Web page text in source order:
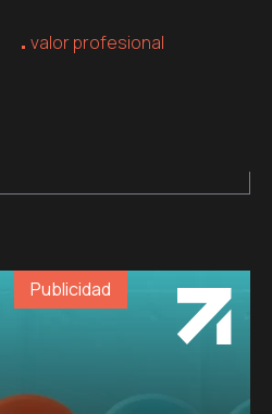
valor profesional
Publicidad